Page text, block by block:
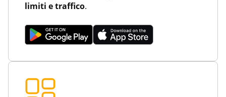
limiti e traffico.